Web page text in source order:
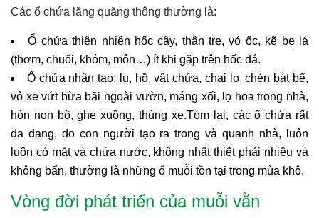
Các ổ chứa lăng quăng thông thường là:
Ổ chứa thiên nhiên hốc cây, thân tre, vỏ ốc, kẽ bẹ lá
(thơm, chuối, khóm, môn…) ít khi gặp trên hốc đá.
Ổ chứa nhân tạo: lu, hồ, vật chứa, chai lọ, chén bát bể,
vỏ xe vứt bừa bãi ngoài vườn, máng xối, lọ hoa trong nhà,
hòn non bộ, ghe xuồng, thùng xe.Tóm lại, các ổ chứa rất
đa dạng, do con người tạo ra trong và quanh nhà, luôn
luôn có mặt và chứa nước, không nhất thiết phải nhiều và
không bẩn, thường là những ổ muỗi tồn tại trong mùa khô.
Vòng đời phát triển của muỗi vằn